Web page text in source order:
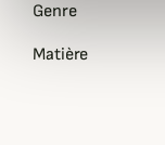
Genre
Matière